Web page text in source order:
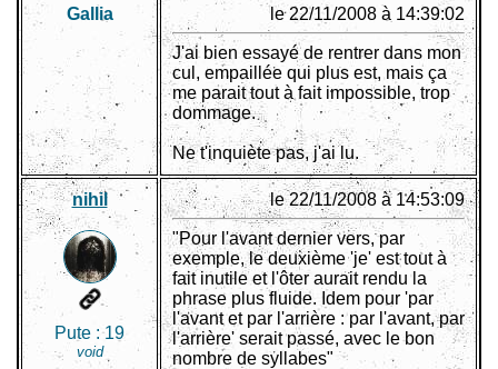
Gallia le 22/11/2008 à 14:39:02
J'ai bien essayé de rentrer dans mon
cul, empaillée qui plus est, mais ça
me parait tout à fait impossible, trop
dommage.
Ne t'inquiète pas, j'ai lu.
nihil
Pute :19
void
le 22/11/2008 à 14:53:09
"Pour l'avant dernier vers, par
exemple, le deuxième 'je' est tout à
fait inutile et l'ôter aurait rendu la
phrase plus fluide. Idem pour 'par
l'avant et par l'arrière : par l'avant, par
l'arrière' serait passé, avec le bon
nombre de syllabes"